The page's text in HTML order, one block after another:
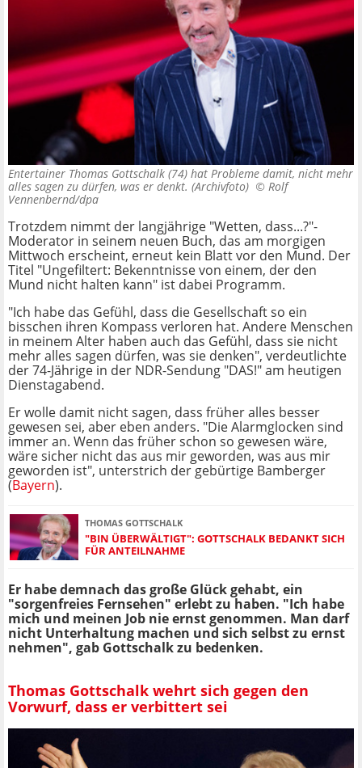
Entertainer Thomas Gottschalk (74) hat Probleme damit, nicht mehr
alles sagen zu dürfen, was er denkt. (Archivfoto) © Rolf
Vennenbernd/dpa
Trotzdem nimmt der langjährige "Wetten, dass...?"-
Moderator in seinem neuen Buch, das am morgigen
Mittwoch erscheint, erneut kein Blatt vor den Mund. Der
Titel "Ungefiltert: Bekenntnisse von einem, der den
Mund nicht halten kann" ist dabei Programm.
"Ich habe das Gefühl, dass die Gesellschaft so ein
bisschen ihren Kompass verloren hat. Andere Menschen
in meinem Alter haben auch das Gefühl, dass sie nicht
mehr alles sagen dürfen, was sie denken", verdeutlichte
der 74-Jährige in der NDR-Sendung "DAS!" am heutigen
Dienstagabend.
Er wolle damit nicht sagen, dass früher alles besser
gewesen sei, aber eben anders. "Die Alarmglocken sind
immer an. Wenn das früher schon so gewesen wäre,
wäre sicher nicht das aus mir geworden, was aus mir
geworden ist", unterstrich der gebürtige Bamberger
(Bayern).
THOMAS GOTTSCHALK
"BIN ÜBERWÄLTIGT": GOTTSCHALK BEDANKT SICH
FÜR ANTEILNAHME
Er habe demnach das große Glück gehabt, ein
"sorgenfreies Fernsehen" erlebt zu haben. "Ich habe
mich und meinen Job nie ernst genommen. Man darf
nicht Unterhaltung machen und sich selbst zu ernst
nehmen", gab Gottschalk zu bedenken.
Thomas Gottschalk wehrt sich gegen den
Vorwurf, dass er verbittert sei